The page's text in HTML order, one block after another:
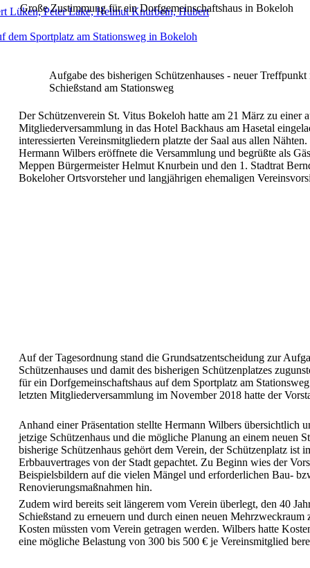
Große Zustimmung für ein Dorfgemeinschaftshaus in Bokeloh
Aufgabe des bisherigen Schützenhauses - neuer Treffpunkt
Schießstand am Stationsweg
Der Schützenverein St. Vitus Bokeloh hatte am 21 März zu einer
Mitgliederversammlung in das Hotel Backhaus am Hasetal
interessierten Vereinsmitgliedern platzte der Saal aus allen
Hermann Wilbers eröffnete die Versammlung und begrüßte als
Meppen Bürgermeister Helmut Knurbein und den 1. Stadtrat
Bokeloher Ortsvorsteher und langjährigen ehemaligen
Auf der Tagesordnung stand die Grundsatzentscheidung zur
Schützenhauses und damit des bisherigen Schützenplatzes
für ein Dorfgemeinschaftshaus auf dem Sportplatz am
letzten Mitgliederversammlung im November 2018 hatte der
Anhand einer Präsentation stellte Hermann Wilbers übersichtlich
jetzige Schützenhaus und die mögliche Planung an einem neuen
bisherige Schützenhaus gehört dem Verein, der Schützenplatz ist
Erbbauvertrages von der Stadt gepachtet. Zu Beginn wies der
Beispielsbildern auf die vielen Mängel und erforderlichen Bau-
Renovierungsmaßnahmen hin.
Zudem wird bereits seit längerem vom Verein überlegt, den 40
Schießstand zu erneuern und durch einen neuen Mehrzweckraum
Kosten müssten vom Verein getragen werden. Wilbers hatte
eine mögliche Belastung von 300 bis 500 € je Vereinsmitglied